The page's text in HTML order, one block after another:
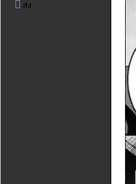
ส่ง